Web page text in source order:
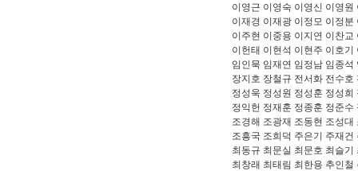
이영근 이영숙 이영신 이영원
이재경 이재광 이정모 이정
이주현 이중용 이지연 이찬
이헌태 이현석 이현주 이호
임인묵 임재연 임정남 임종
장지호 장철규 전서화 전수호
정성욱 정성원 정성훈 정성
정익헌 정재훈 정종훈 정준
조경해 조광재 조동현 조성
조흥국 조희덕 주은기 주재
최동규 최문실 최문호 최슬
최창래 최태림 최한용 추인철